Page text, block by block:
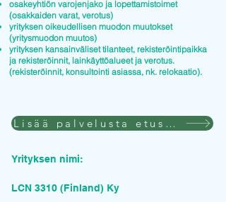
osakeyhtiön varojenjako ja lopettamistoimet
(osakkaiden varat, verotus)
yrityksen oikeudellisen muodon muutokset
(yritysmuodon muutos)
yrityksen kansainväliset tilanteet, rekisteröintipaikka
ja rekisteröinnit, lainkäyttöalueet ja verotus.
(rekisteröinnit, konsultointi asiassa, nk. relokaatio).
Lisää palvelusta etusivulla
Yrityksen nimi:
LCN 3310 (Finland) Ky